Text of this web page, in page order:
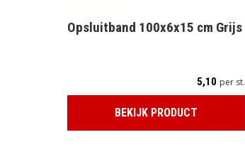
Opsluitband 100x6x15 cm Grijs
5,10 per st.
BEKIJK PRODUCT